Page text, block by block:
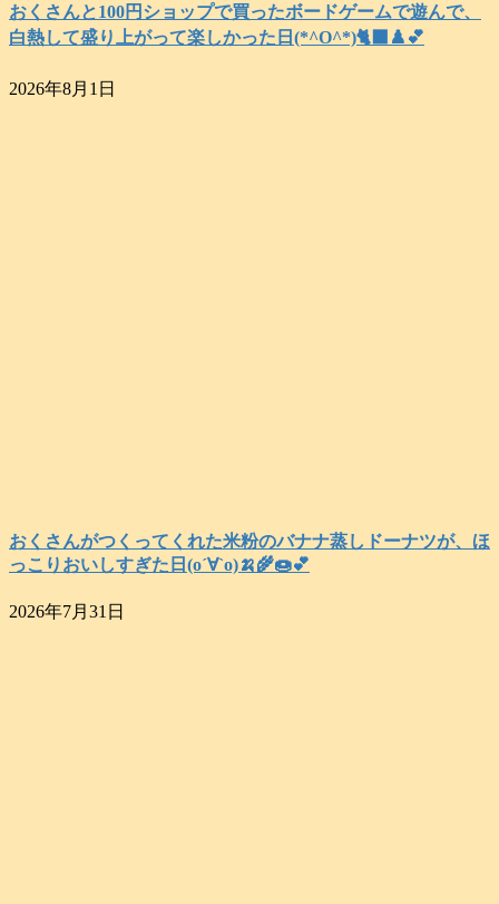
おくさんと100円ショップで買ったボードゲームで遊んで、
白熱して盛り上がって楽しかった日(*^O^*)🐈‍⬛♟️💕
2026年8月1日
おくさんがつくってくれた米粉のバナナ蒸しドーナツが、ほ
っこりおいしすぎた日(о´∀`о)🍌🌾🍩💕
2026年7月31日